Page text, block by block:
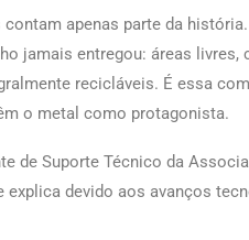
apenas parte da
jamais entregou: áreas livres,
recicláveis. É essa
o metal como protagonista.
de Suporte Técnico da
explica devido aos avanços